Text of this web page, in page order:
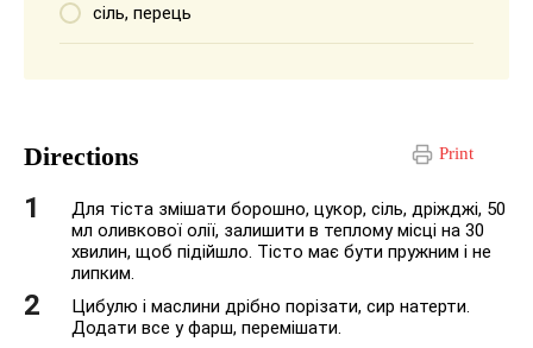
сіль, перець
Print
Directions
Для тіста змішати борошно, цукор, сіль, дріжджі, 50
мл оливкової олії, залишити в теплому місці на 30
хвилин, щоб підійшло. Тісто має бути пружним і не
липким.
Цибулю і маслини дрібно порізати, сир натерти.
Додати все у фарш, перемішати.